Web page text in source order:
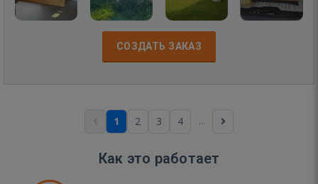
СОЗДАТЬ ЗАКАЗ
1 2 3 4 ...
Как это работает